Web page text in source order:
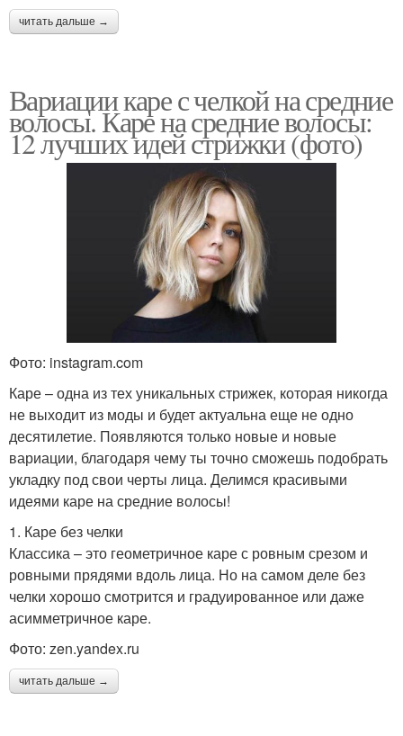
читать дальше →
Вариации каре с челкой на средние
волосы. Каре на средние волосы:
12 лучших идей стрижки (фото)
Фото: instagram.com
Каре – одна из тех уникальных стрижек, которая никогда
не выходит из моды и будет актуальна еще не одно
десятилетие. Появляются только новые и новые
вариации, благодаря чему ты точно сможешь подобрать
укладку под свои черты лица. Делимся красивыми
идеями каре на средние волосы!
1. Каре без челки
Классика – это геометричное каре с ровным срезом и
ровными прядями вдоль лица. Но на самом деле без
челки хорошо смотрится и градуированное или даже
асимметричное каре.
Фото: zen.yandex.ru
читать дальше →